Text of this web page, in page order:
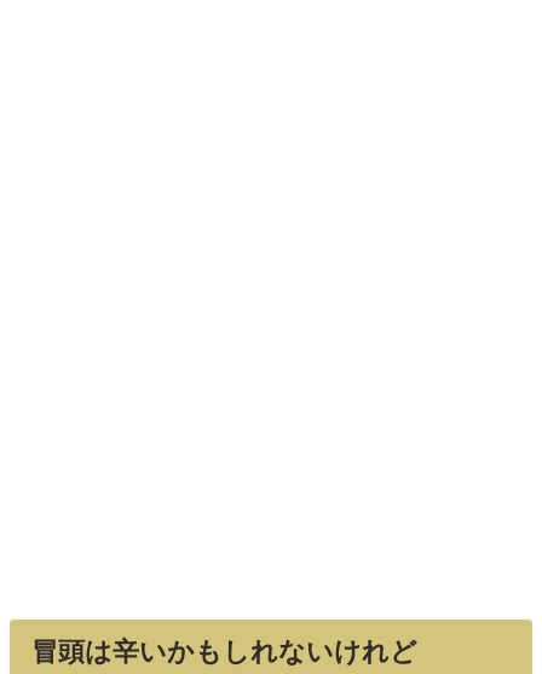
冒頭は辛いかもしれないけれど